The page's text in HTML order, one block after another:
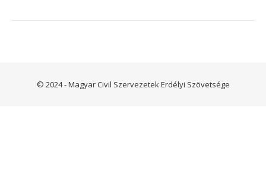
© 2024 - Magyar Civil Szervezetek Erdélyi Szövetsége